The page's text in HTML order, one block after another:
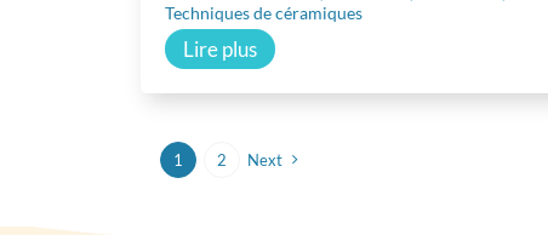
Techniques de céramiques
Lire plus
1 2 Next